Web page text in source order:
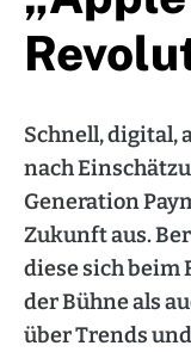
Schnell, digital,
nach
Generation
Zukunft aus.
diese sich beim
der Bühne als
über Trends